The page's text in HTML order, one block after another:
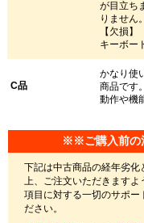
が目立ち
りません。
【欠損】
キーボー
C品
かなり使
商品です。
動作や機
※※ご購入前の
下記は中古商品の経年劣
上、ご注文いただきますよ
項目に対する一切のサポー
ださい。